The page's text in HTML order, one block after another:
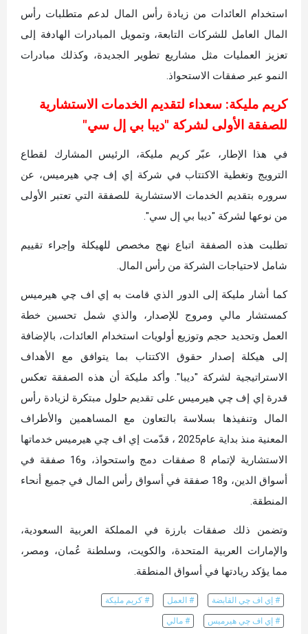
استخدام العائدات من زيادة رأس المال لدعم متطلبات رأس
المال العامل للشركات التابعة، وتمويل المبادرات الهادفة إلى
تعزيز العمليات مثل مشاريع تطوير الجديدة، وكذلك مبادرات
النمو عبر صفقات الاستحواذ.
كريم مليكة: سعداء لتقديم الخدمات الاستشارية
للصفقة الأولى لشركة "ديبا بي إل سي"
في هذا الإطار، عبّر كريم مليكة، الرئيس المشارك لقطاع
الترويج وتغطية الاكتتاب في شركة إي إف چي هيرميس، عن
سروره بتقديم الخدمات الاستشارية للصفقة التي تعتبر الأولى
من نوعها لشركة "ديبا بي إل سي".
تطلبت هذه الصفقة اتباع نهج مخصص للهيكلة وإجراء تقييم
شامل لاحتياجات الشركة من رأس المال.
كما أشار مليكة إلى الدور الذي قامت به إي اف چي هيرميس
كمستشار مالي ومروج للإصدار، والذي شمل تحسين خطة
العمل وتحديد حجم وتوزيع أولويات استخدام العائدات، بالإضافة
إلى هيكلة إصدار حقوق الاكتتاب بما يتوافق مع الأهداف
الاستراتيجية لشركة "ديبا". وأكد مليكة أن هذه الصفقة تعكس
قدرة إي إف چي هيرميس على تقديم حلول مبتكرة لزيادة رأس
المال وتنفيذها بسلاسة بالتعاون مع المساهمين والأطراف
المعنية منذ بداية عام2025 ، قدّمت إي اف چي هيرميس خدماتها
الاستشارية لإتمام 8 صفقات دمج واستحواذ، و16 صفقة في
أسواق الدين، و18 صفقة في أسواق رأس المال في جميع أنحاء
المنطقة.
وتضمن ذلك صفقات بارزة في المملكة العربية السعودية،
والإمارات العربية المتحدة، والكويت، وسلطنة عُمان، ومصر،
مما يؤكد ريادتها في أسواق المنطقة.
# إي اف چي القابضة # العمل # كريم مليكة
# إي اف چي هيرميس # مالي